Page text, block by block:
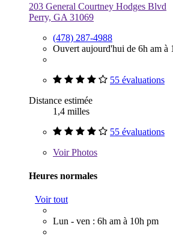
203 General Courtney Hodges Blvd
Perry, GA 31069
(478) 287-4988
Ouvert aujourd'hui de 6h am à
55 évaluations
Distance estimée
1,4 milles
55 évaluations
VoirPhotos
Heures normales
Voir tout
Lun - ven : 6h am à 10h pm